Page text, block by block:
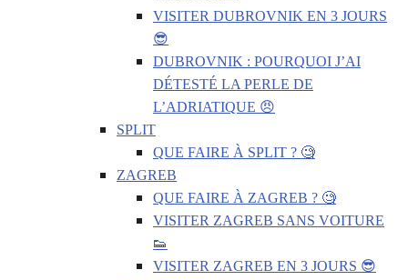
VISITER DUBROVNIK EN 3 JOURS
😎
DUBROVNIK : POURQUOI J’AI
DÉTESTÉ LA PERLE DE
L’ADRIATIQUE 😠
SPLIT
QUE FAIRE À SPLIT ? 🧐
ZAGREB
QUE FAIRE À ZAGREB ? 🧐
VISITER ZAGREB SANS VOITURE
👟
VISITER ZAGREB EN 3 JOURS 😎